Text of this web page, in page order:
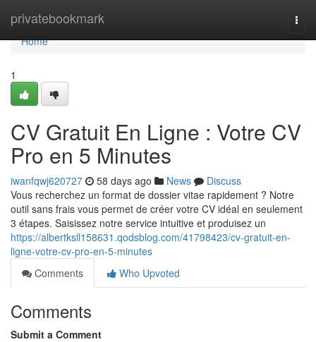
privatebookmark
Home
Home
1
CV Gratuit En Ligne : Votre CV
Pro en 5 Minutes
iwanfqwj620727 58 days ago News
Discuss
Vous recherchez un format de dossier vitae rapidement ? Notre
outil sans frais vous permet de créer votre CV idéal en seulement
3 étapes. Saisissez notre service intuitive et produisez un
https://albertksll158631.qodsblog.com/41798423/cv-gratuit-en-
ligne-votre-cv-pro-en-5-minutes
Comments
Who Upvoted
Comments
Submit a Comment